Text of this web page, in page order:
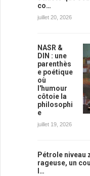
co…
juillet 20, 2026
NASR &
DIN : une
parenthès
e poétique
où
l'humour
côtoie la
philosophi
e
juillet 19, 2026
Pétrole niveau
rageuse, un
l…